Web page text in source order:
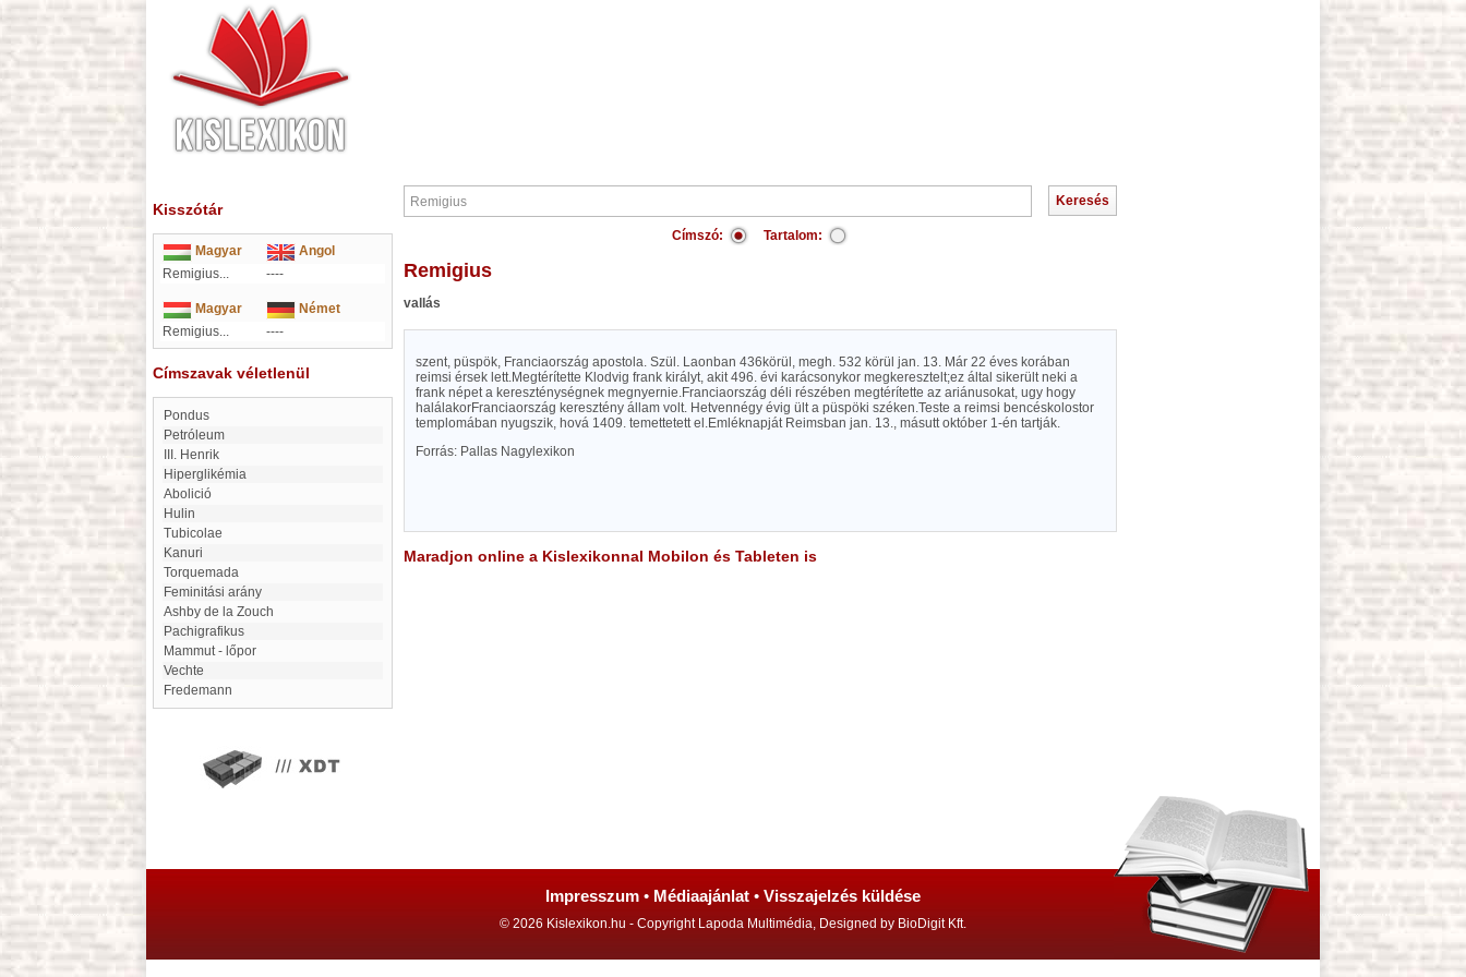
Kisszótár
Magyar
Angol
Remigius...
----
Magyar
Német
Remigius...
----
Címszavak véletlenül
Pondus
Petróleum
III. Henrik
hiperglikémia
abolició
Hulin
Tubicolae
Kanuri
Torquemada
Feminitási arány
Ashby de la Zouch
Pachigrafikus
Mammut - lőpor
Vechte
Fredemann
Címszó: Tartalom:
Remigius
vallás
szent, püspök, Franciaország apostola. Szül. Laonban 436körül, megh. 532 körül jan. 13. Már 22 éves korában
reimsi érsek lett.Megtérítette Klodvig frank királyt, akit 496. évi karácsonykor megkeresztelt;ez által sikerült neki a
frank népet a kereszténységnek megnyernie.Franciaország déli részében megtérítette az ariánusokat, ugy hogy
halálakorFranciaország keresztény állam volt. Hetvennégy évig ült a püspöki széken.Teste a reimsi bencéskolostor
templomában nyugszik, hová 1409. temettetett el.Emléknapját Reimsban jan. 13., másutt október 1-én tartják.
Forrás: Pallas Nagylexikon
Maradjon online a Kislexikonnal Mobilon és Tableten is
Impresszum • Médiaajánlat • Visszajelzés küldése
© 2026 Kislexikon.hu - Copyright Lapoda Multimédia, Designed by BioDigit Kft.